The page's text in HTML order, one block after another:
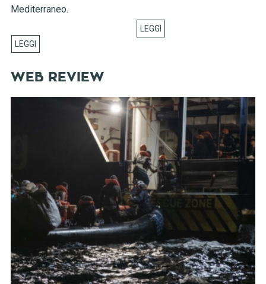
Mediterraneo.
WEB REVIEW